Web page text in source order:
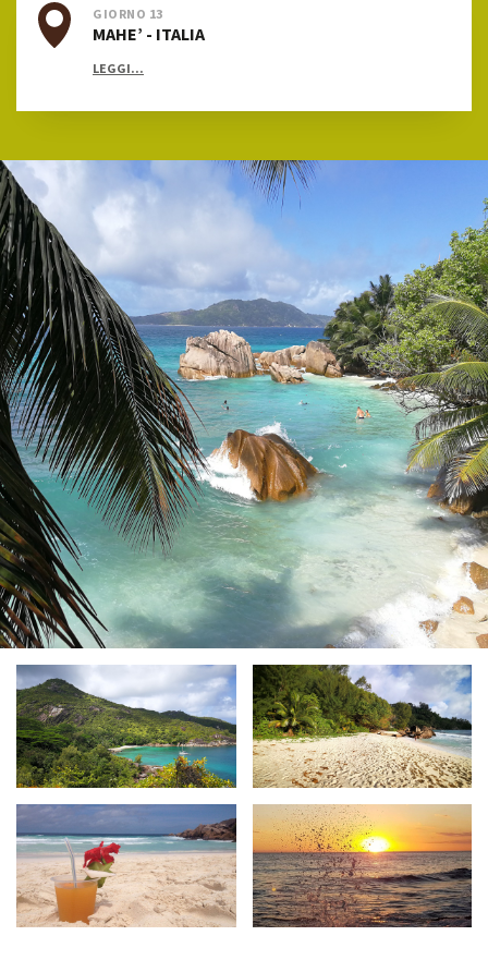
GIORNO 13
MAHE’ - ITALIA
LEGGI...